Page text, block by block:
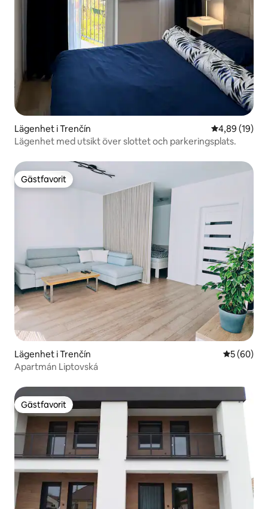
Lägenhet i Trenčín 4,89 av 5 i
4,89 (19)
Lägenhet med utsikt över slottet och parkeringsplats.
Gästfavorit
Gästfavorit
Lägenhet i Trenčín 5 av 5 i
5 (60)
Apartmán Liptovská
Gästfavorit
Gästfavorit